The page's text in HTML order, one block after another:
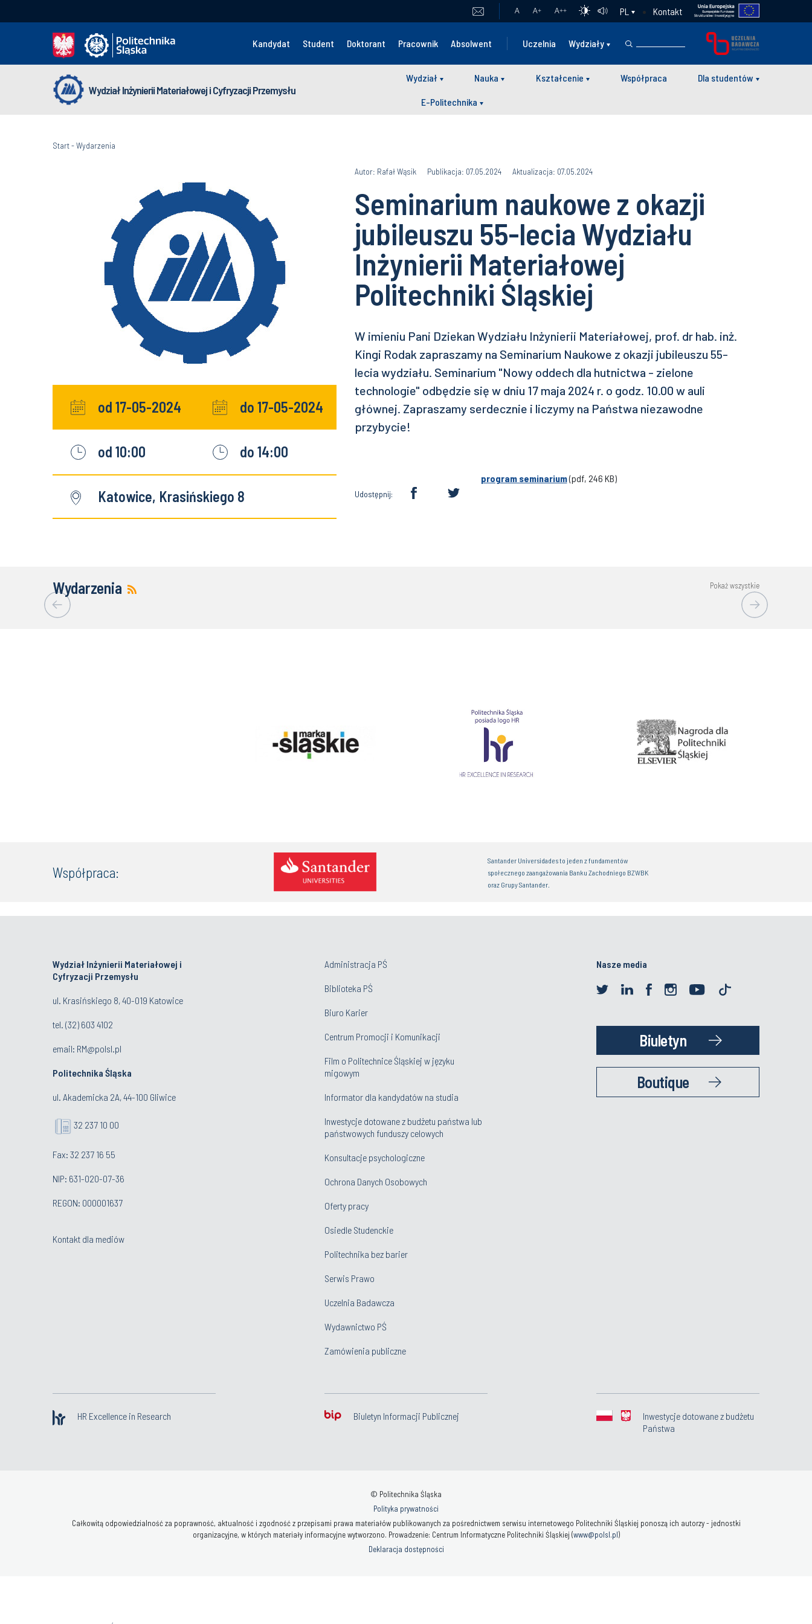
A A+ A++ PL Kontakt
Kandydat Student Doktorant Pracownik Absolwent Uczelnia Wydziały
Wydział Inżynierii Materiałowej i Cyfryzacji Przemysłu
Wydział Nauka Kształcenie Współpraca Dla studentów
E-Politechnika
Start-Wydarzenia
od 17-05-2024
od 10:00
do 17-05-2024
do 14:00
Katowice, Krasińskiego 8
Autor: Rafał Wąsik Publikacja: 07.05.2024 Aktualizacja: 07.05.2024
Seminarium naukowe z okazji
jubileuszu 55-lecia Wydziału
Inżynierii Materiałowej
Politechniki Śląskiej
W imieniu Pani Dziekan Wydziału Inżynierii Materiałowej, prof. dr hab. inż.
Kingi Rodak zapraszamy na Seminarium Naukowe z okazji jubileuszu 55-
lecia wydziału. Seminarium "Nowy oddech dla hutnictwa - zielone
technologie" odbędzie się w dniu 17 maja 2024 r. o godz. 10.00 w auli
głównej. Zapraszamy serdecznie i liczymy na Państwa niezawodne
przybycie!
program seminarium(pdf, 246 KB)
Udostępnij:
Wydarzenia Pokaż wszystkie
Współpraca:
Santander Universidades to jeden z fundamentów
społecznego zaangażowania Banku Zachodniego BZWBK
oraz Grupy Santander.
Wydział Inżynierii Materiałowej i
Cyfryzacji Przemysłu
ul. Krasińskiego 8, 40-019 Katowice
tel. (32) 603 4102
email: RM@polsl.pl
Politechnika Śląska
ul. Akademicka 2A, 44-100 Gliwice
32 237 10 00
Fax: 32 237 16 55
NIP: 631-020-07-36
REGON: 000001637
Kontakt dla mediów
Administracja PŚ
Biblioteka PŚ
Biuro Karier
Centrum Promocji i Komunikacji
Film o Politechnice Śląskiej w języku
migowym
Informator dla kandydatów na studia
Inwestycje dotowane z budżetu państwa lub
państwowych funduszy celowych
Konsultacje psychologiczne
Ochrona Danych Osobowych
Oferty pracy
Osiedle Studenckie
Politechnika bez barier
Serwis Prawo
Uczelnia Badawcza
Wydawnictwo PŚ
Zamówienia publiczne
Nasze media
Biuletyn
Boutique
HR Excellence in Research Biuletyn Informacji Publicznej
Inwestycje dotowane z budżetu
Państwa
© Politechnika Śląska
Polityka prywatności
Całkowitą odpowiedzialność za poprawność, aktualność i zgodność z przepisami prawa materiałów publikowanych za pośrednictwem serwisu internetowego Politechniki Śląskiej ponoszą ich autorzy - jednostki
organizacyjne, w których materiały informacyjne wytworzono. Prowadzenie: Centrum Informatyczne Politechniki Śląskiej (www@polsl.pl)
Deklaracja dostępności